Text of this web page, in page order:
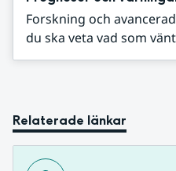
Forskning och
du ska veta vad som
Relaterade länkar